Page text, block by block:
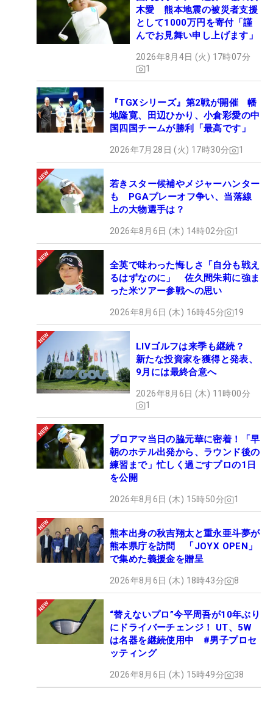
木愛 熊本地震の被災者支援
として1000万円を寄付「謹
んでお見舞い申し上げます」
2026年8月4日 (火) 17時07分
1
『TGXシリーズ』第2戦が開催 幡
地隆寛、田辺ひかり、小倉彩愛の中
国四国チームが勝利「最高です」
2026年7月28日 (火) 17時30分 1
若きスター候補やメジャーハンター
も PGAプレーオフ争い、当落線
上の大物選手は？
2026年8月6日 (木) 14時02分 1
全英で味わった悔しさ「自分も戦え
るはずなのに」 佐久間朱莉に強ま
った米ツアー参戦への思い
2026年8月6日 (木) 16時45分 19
LIVゴルフは来季も継続？
新たな投資家を獲得と発表、
9月には最終合意へ
2026年8月6日 (木) 11時00分
1
プロアマ当日の脇元華に密着！「早
朝のホテル出発から、ラウンド後の
練習まで」忙しく過ごすプロの1日
を公開
2026年8月6日 (木) 15時50分 1
熊本出身の秋吉翔太と重永亜斗夢が
熊本県庁を訪問 「JOYX OPEN」
で集めた義援金を贈呈
2026年8月6日 (木) 18時43分 8
“替えないプロ”今平周吾が10年ぶり
にドライバーチェンジ！ UT、5W
は名器を継続使用中 #男子プロセ
ッティング
2026年8月6日 (木) 15時49分 38